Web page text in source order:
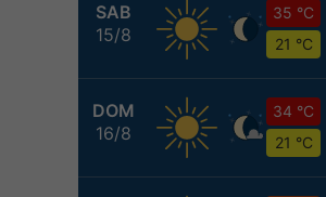
SAB
15/8
35 °C
21 °C
DOM
16/8
34 °C
21 °C